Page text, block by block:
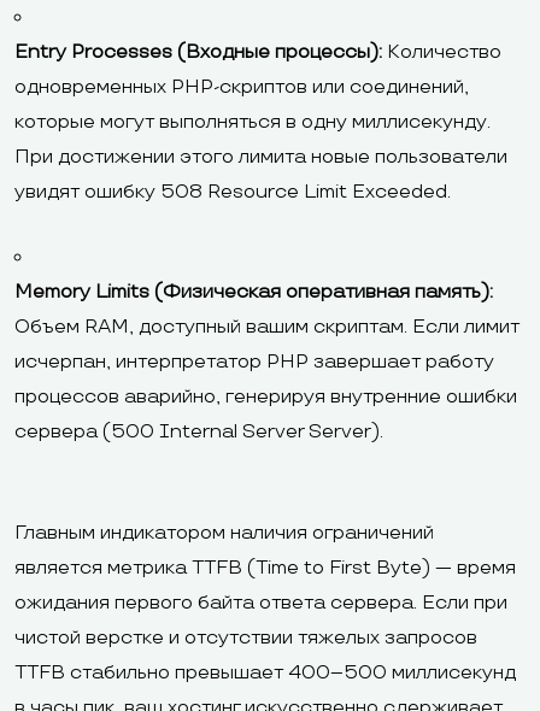
Entry Processes (Входные процессы): Количество
одновременных PHP-скриптов или соединений,
которые могут выполняться в одну миллисекунду.
При достижении этого лимита новые пользователи
увидят ошибку 508 Resource Limit Exceeded.
Memory Limits (Физическая оперативная память):
Объем RAM, доступный вашим скриптам. Если лимит
исчерпан, интерпретатор PHP завершает работу
процессов аварийно, генерируя внутренние ошибки
сервера (500 Internal Server Server).
Главным индикатором наличия ограничений
является метрика TTFB (Time to First Byte) — время
ожидания первого байта ответа сервера. Если при
чистой верстке и отсутствии тяжелых запросов
TTFB стабильно превышает 400–500 миллисекунд